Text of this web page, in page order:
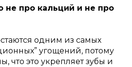
не про кальций и не про
одним из самых
угощений, потому
что это укрепляет зубы и